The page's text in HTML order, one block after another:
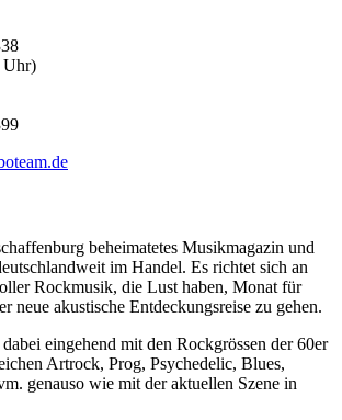
Uhr)
beheimatetes Musikmagazin und
im Handel. Es richtet sich an
Rockmusik, die Lust haben, Monat für
neue akustische Entdeckungsreise zu gehen.
eingehend mit den Rockgrössen der 60er
Artrock, Prog, Psychedelic, Blues,
genauso wie mit der aktuellen Szene in